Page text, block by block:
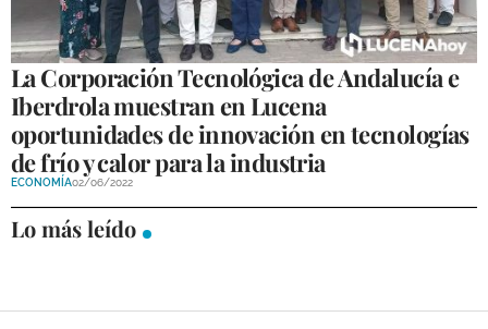
LUCENA EMPRESAS
OCIO
COFRADÍAS
DEPORTES
La Corporación Tecnológica de Andalucía e
Iberdrola muestran en Lucena
oportunidades de innovación en tecnologías
de frío y calor para la industria
ECONOMÍA02/06/2022
Lo más leído